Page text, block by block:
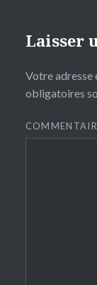
Laisser
Votre adresse
obligatoires